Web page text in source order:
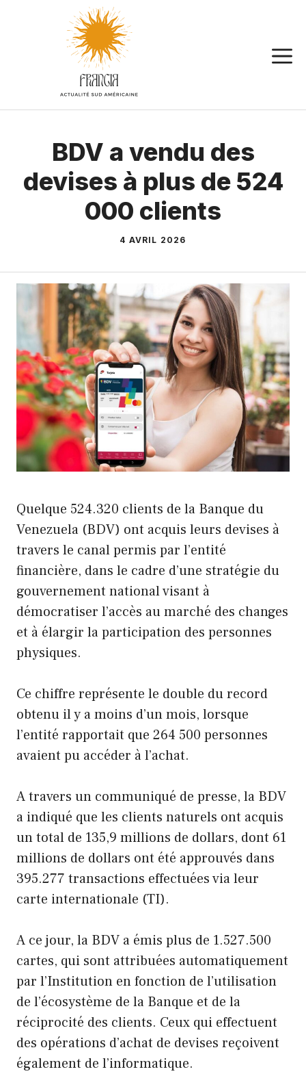
BDV a vendu des
devises à plus de 524
000 clients
4 AVRIL 2026
Quelque 524.320 clients de la Banque du
Venezuela (BDV) ont acquis leurs devises à
travers le canal permis par l’entité
financière, dans le cadre d’une stratégie du
gouvernement national visant à
démocratiser l’accès au marché des changes
et à élargir la participation des personnes
physiques.
Ce chiffre représente le double du record
obtenu il y a moins d’un mois, lorsque
l’entité rapportait que 264 500 personnes
avaient pu accéder à l’achat.
A travers un communiqué de presse, la BDV
a indiqué que les clients naturels ont acquis
un total de 135,9 millions de dollars, dont 61
millions de dollars ont été approuvés dans
395.277 transactions effectuées via leur
carte internationale (TI).
A ce jour, la BDV a émis plus de 1.527.500
cartes, qui sont attribuées automatiquement
par l’Institution en fonction de l’utilisation
de l’écosystème de la Banque et de la
réciprocité des clients. Ceux qui effectuent
des opérations d’achat de devises reçoivent
également de l’informatique.